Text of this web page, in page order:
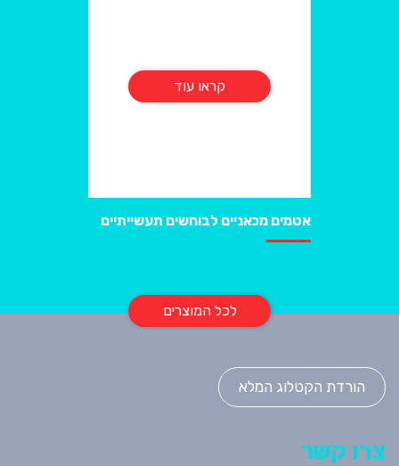
קראו עוד
אטמים מכאניים לבוחשים תעשייתיים
לכל המוצרים
הורדת הקטלוג המלא
צרו קשר